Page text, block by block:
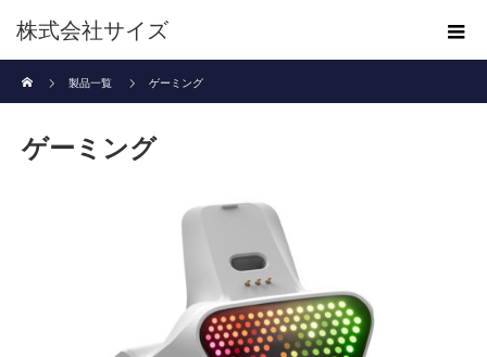
株式会社サイズ
製品一覧
ゲーミング
ゲーミング